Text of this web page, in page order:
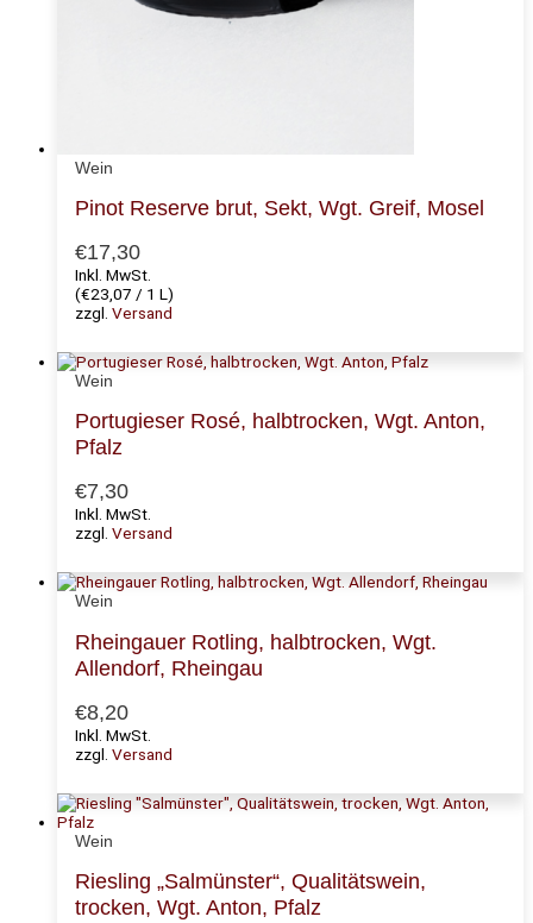
Wein
Pinot Reserve brut, Sekt, Wgt. Greif, Mosel
€17,30
Inkl. MwSt.
(€23,07 / 1 L)
zzgl. Versand
Wein
Portugieser Rosé, halbtrocken, Wgt. Anton,
Pfalz
€7,30
Inkl. MwSt.
zzgl. Versand
Wein
Rheingauer Rotling, halbtrocken, Wgt.
Allendorf, Rheingau
€8,20
Inkl. MwSt.
zzgl. Versand
Wein
Riesling „Salmünster“, Qualitätswein,
trocken, Wgt. Anton, Pfalz